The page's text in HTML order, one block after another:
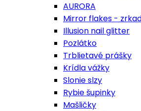
AURORA
Mirror flakes -
Illusion nail glitter
Pozlátko
Trblietavé prášky
Krídla vážky
Slonie slzy
Rybie šupinky
Mašličky